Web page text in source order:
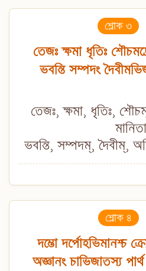
শ্লোক ৩
তেজঃ ক্ষমা ধৃতিঃ
ভবন্তি সম্পদং
তেজঃ, ক্ষমা, ধৃতিঃ,
ভবন্তি, সম্পদম্, দৈবীম্,
শ্লোক ৪
দম্ভো দর্পোহভিমানশ্চ
অজ্ঞানং চাভিজাতস্য